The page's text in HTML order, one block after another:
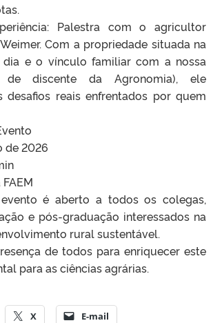
Palestra com o agricultor
Com a propriedade situada na
e o vínculo familiar com a nossa
de discente da Agronomia), ele
desafios reais enfrentados por quem
de 2026
é aberto a todos os colegas,
e pós-graduação interessados na
rural sustentável.
de todos para enriquecer este
para as ciências agrárias.
X E-mail